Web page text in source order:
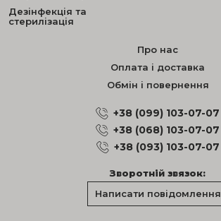
Дезінфекція та
стерилізація
Про нас
Оплата і доставка
Обмін і повернення
+38 (099) 103-07-07
+38 (068) 103-07-07
+38 (093) 103-07-07
Зворотній звязок:
Написати повідомлення